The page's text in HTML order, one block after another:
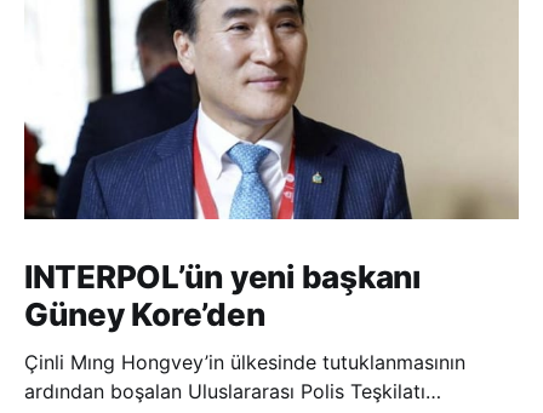
INTERPOL’ün yeni başkanı
Güney Kore’den
Çinli Mıng Hongvey’in ülkesinde tutuklanmasının
ardından boşalan Uluslararası Polis Teşkilatı